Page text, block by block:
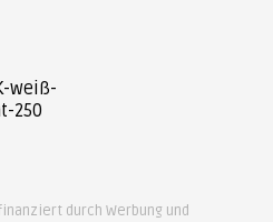
durch Werbung und